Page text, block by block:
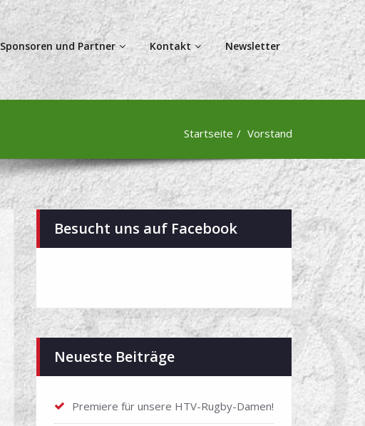
Sponsoren und Partner Kontakt Newsletter
Startseite Vorstand
Besucht uns auf Facebook
Neueste Beiträge
Premiere für unsere HTV-Rugby-Damen!